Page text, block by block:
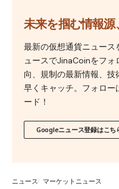
未来を掴む情報
最新の仮想通貨ニュー
ュースでJinaCoinをフ
向、規制の最新情報、
早くキャッチ。フォロー
ード！
Googleニュース登録はこち
ニュース マーケットニュース